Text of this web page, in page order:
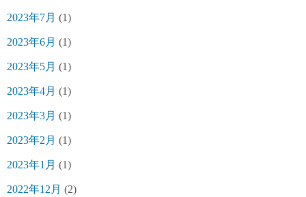
2023年7月 (1)
2023年6月 (1)
2023年5月 (1)
2023年4月 (1)
2023年3月 (1)
2023年2月 (1)
2023年1月 (1)
2022年12月 (2)